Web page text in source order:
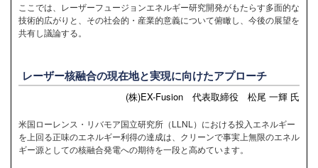
ここでは、レーザーフュージョンエネルギー研究開発がもたらす多面的な
技術的広がりと、その社会的・産業的意義について俯瞰し、今後の展望を
共有し議論する。
レーザー核融合の現在地と実現に向けたアプローチ
(株)EX-Fusion 代表取締役 松尾 一輝 氏
米国ローレンス・リバモア国立研究所（LLNL）における投入エネルギー
を上回る正味のエネルギー利得の達成は、クリーンで事実上無限のエネル
ギー源としての核融合発電への期待を一段と高めています。